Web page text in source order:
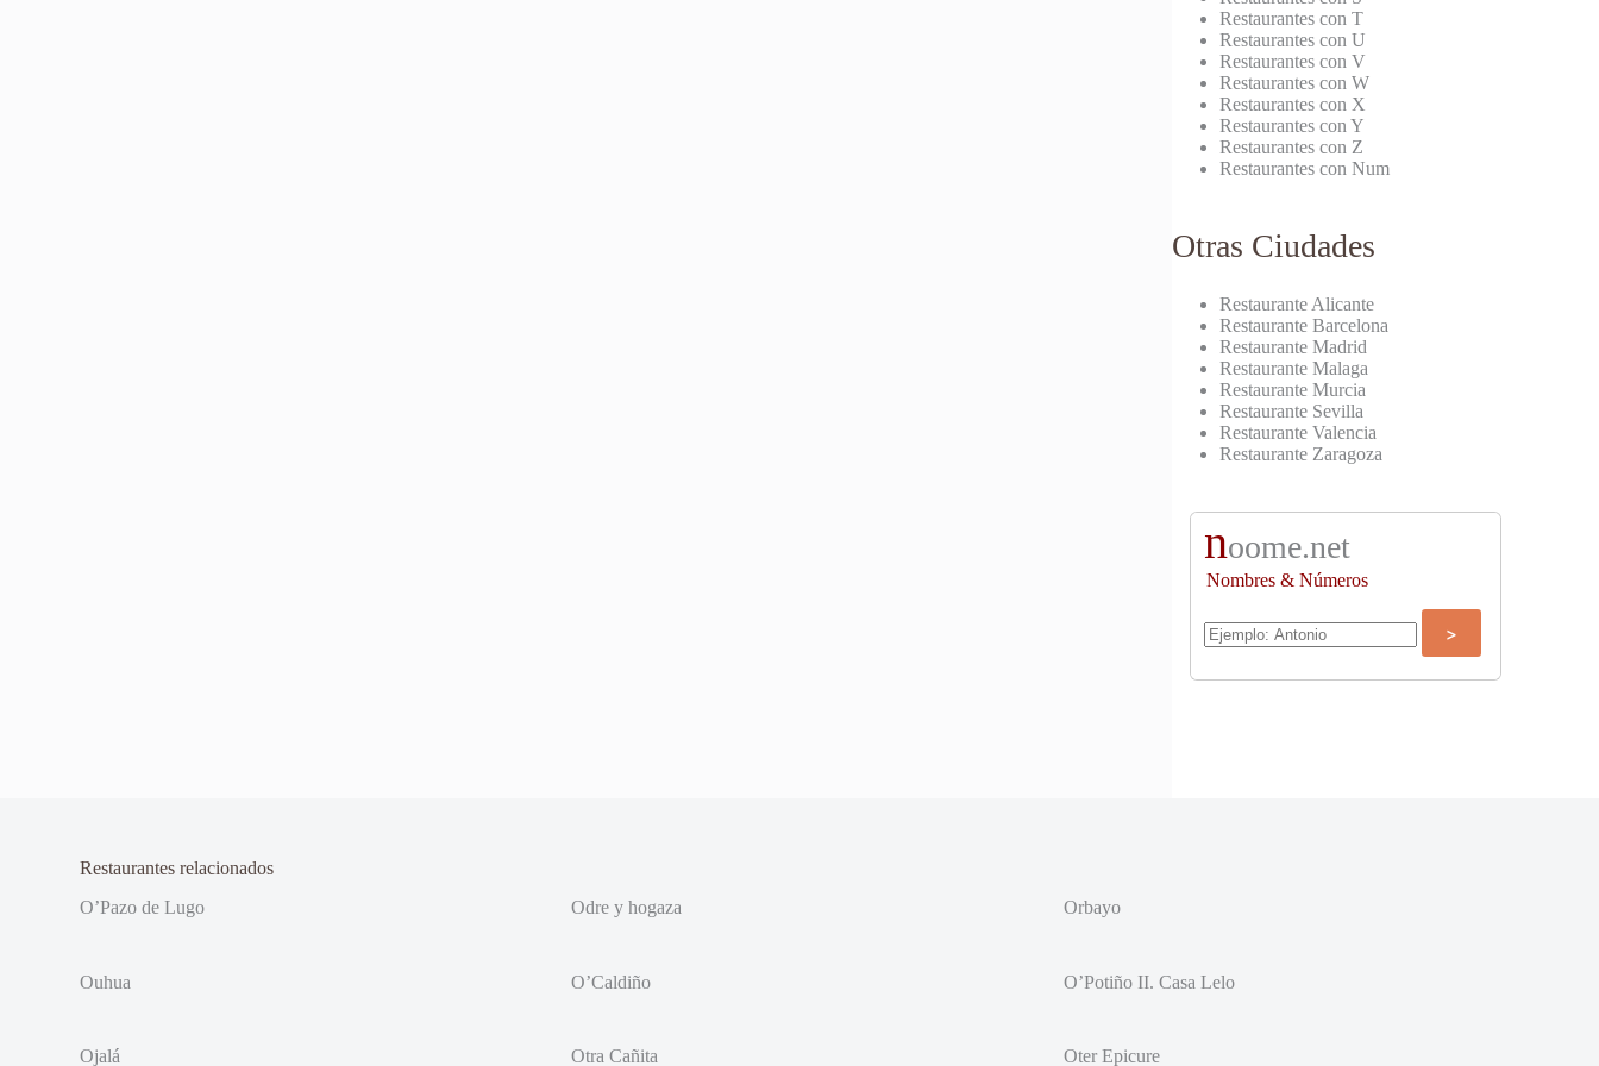
Restaurantes con T
Restaurantes con U
Restaurantes con V
Restaurantes con W
Restaurantes con X
Restaurantes con Y
Restaurantes con Z
Restaurantes con Num
Otras Ciudades
Restaurante Alicante
Restaurante Barcelona
Restaurante Madrid
Restaurante Malaga
Restaurante Murcia
Restaurante Sevilla
Restaurante Valencia
Restaurante Zaragoza
noome.net
Nombres & Números
Restaurantes relacionados
O’Pazo de Lugo
Odre y hogaza Orbayo
Ouhua O’Caldiño O’Potiño II. Casa Lelo
Ojalá Otra Cañita Oter Epicure